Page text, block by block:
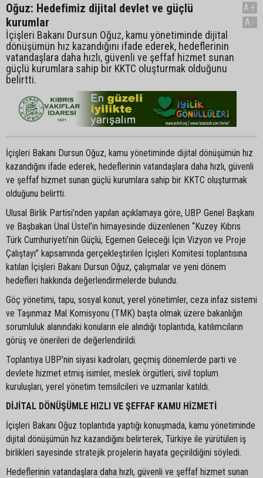
Oğuz: Hedefimiz dijital devlet ve güçlü
kurumlar
İçişleri Bakanı Dursun Oğuz, kamu yönetiminde dijital
dönüşümün hız kazandığını ifade ederek, hedeflerinin
vatandaşlara daha hızlı, güvenli ve şeffaf hizmet sunan
güçlü kurumlara sahip bir KKTC oluşturmak olduğunu
belirtti.
A+
A-
İçişleri Bakanı Dursun Oğuz, kamu yönetiminde dijital dönüşümün hız
kazandığını ifade ederek, hedeflerinin vatandaşlara daha hızlı, güvenli
ve şeffaf hizmet sunan güçlü kurumlara sahip bir KKTC oluşturmak
olduğunu belirtti.
Ulusal Birlik Partisi’nden yapılan açıklamaya göre, UBP Genel Başkanı
ve Başbakan Ünal Üstel’in himayesinde düzenlenen “Kuzey Kıbrıs
Türk Cumhuriyeti’nin Güçlü, Egemen Geleceği İçin Vizyon ve Proje
Çalıştayı” kapsamında gerçekleştirilen İçişleri Komitesi toplantısına
katılan İçişleri Bakanı Dursun Oğuz, çalışmalar ve yeni dönem
hedefleri hakkında değerlendirmelerde bulundu.
Göç yönetimi, tapu, sosyal konut, yerel yönetimler, ceza infaz sistemi
ve Taşınmaz Mal Komisyonu (TMK) başta olmak üzere bakanlığın
sorumluluk alanındaki konuların ele alındığı toplantıda, katılımcıların
görüş ve önerileri de değerlendirildi.
Toplantıya UBP’nin siyasi kadroları, geçmiş dönemlerde parti ve
devlete hizmet etmiş isimler, meslek örgütleri, sivil toplum
kuruluşları, yerel yönetim temsilcileri ve uzmanlar katıldı.
DİJİTAL DÖNÜŞÜMLE HIZLI VE ŞEFFAF KAMU HİZMETİ
İçişleri Bakanı Oğuz toplantıda yaptığı konuşmada, kamu yönetiminde
dijital dönüşümün hız kazandığını belirterek, Türkiye ile yürütülen iş
birlikleri sayesinde stratejik projelerin hayata geçirildiğini söyledi.
Hedeflerinin vatandaşlara daha hızlı, güvenli ve şeffaf hizmet sunan